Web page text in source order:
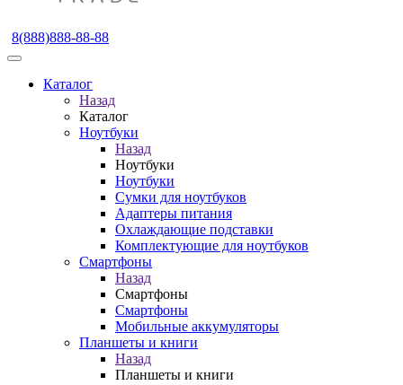
8(888)888-88-88
Каталог
Назад
Каталог
Ноутбуки
Назад
Ноутбуки
Ноутбуки
Сумки для ноутбуков
Адаптеры питания
Охлаждающие подставки
Комплектующие для ноутбуков
Смартфоны
Назад
Смартфоны
Смартфоны
Мобильные аккумуляторы
Планшеты и книги
Назад
Планшеты и книги